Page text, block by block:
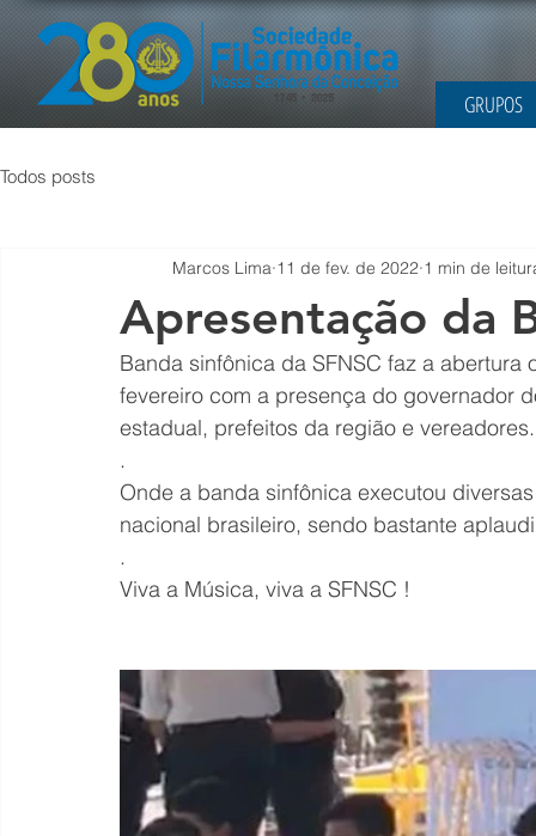
GRUPOS
Todos posts
Apresentação da
Marcos Lima 11 de fev. de 2022 1 min de
Banda sinfônica da SFNSC faz a
fevereiro com a presença do governador
estadual, prefeitos da região e vereadores.
.
Onde a banda sinfônica executou
nacional brasileiro, sendo bastante
.
Viva a Música, viva a SFNSC !